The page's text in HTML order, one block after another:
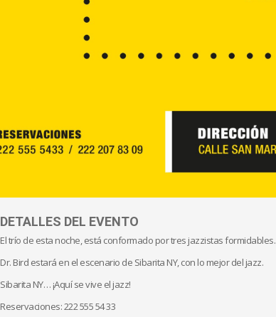
DETALLES DEL EVENTO
El trío de esta noche, está conformado por tres jazzistas formidables.
Dr. Bird estará en el escenario de Sibarita NY, con lo mejor del jazz.
Sibarita NY… ¡Aquí se vive el jazz!
Reservaciones: 222 555 54 33